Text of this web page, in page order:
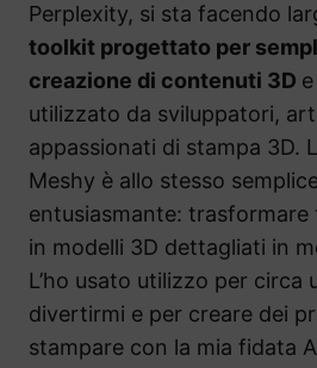
Perplexity, si sta facendo
toolkit progettato per
creazione di contenuti 3D
utilizzato da sviluppatori,
appassionati di stampa 3D.
Meshy è allo stesso
entusiasmante: trasformare
in modelli 3D dettagliati in
L’ho usato utilizzo per circa
divertirmi e per creare dei
stampare con la mia fidata